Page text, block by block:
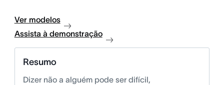
Ver modelos
Assista à demonstração
Resumo
Dizer não a alguém pode ser difícil,